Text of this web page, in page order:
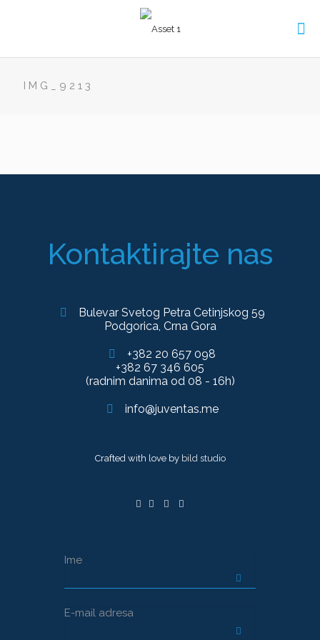
IMG_9213
Kontaktirajte nas
Bulevar Svetog Petra Cetinjskog 59
Podgorica, Crna Gora
+382 20 657 098
+382 67 346 605
(radnim danima od 08 - 16h)
info@juventas.me
Crafted with love by bild studio